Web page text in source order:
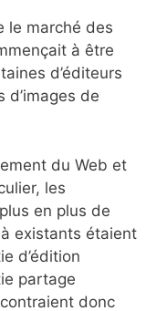
le marché des
à être
d’éditeurs
d’images de
du Web et
les
en plus de
existants étaient
d’édition
partage
donc